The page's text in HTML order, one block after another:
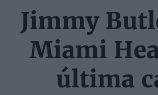
Jimmy
Miami
última